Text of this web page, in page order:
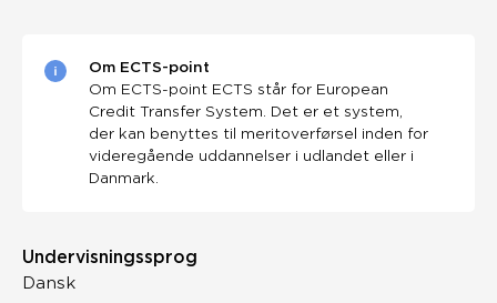
Om ECTS-point
Om ECTS-point ECTS står for European
Credit Transfer System. Det er et system,
der kan benyttes til meritoverførsel inden for
videregående uddannelser i udlandet eller i
Danmark.
Undervisningssprog
Dansk